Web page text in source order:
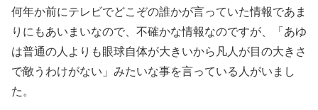
何年か前にテレビでどこぞの誰かが言っていた情報であま
りにもあいまいなので、不確かな情報なのですが、「あゆ
は普通の人よりも眼球自体が大きいから凡人が目の大きさ
で敵うわけがない」みたいな事を言っている人がいまし
た。